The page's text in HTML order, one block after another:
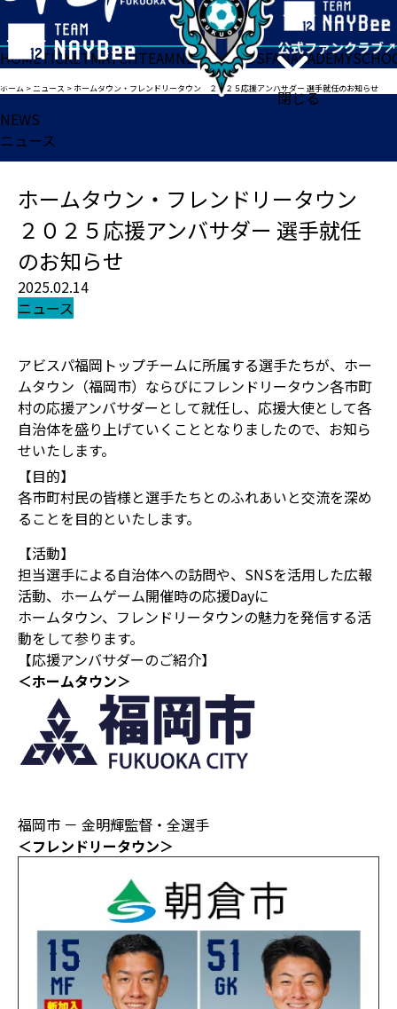
閉じる
HOMETICKETMATCHTEAMNEWSGOODSFANACADEMY
ホーム >ニュース > ホームタウン・フレンドリータウン ２０２５応援アンバサダー 選手就任のお知らせ
NEWS
ニュース
ホームタウン・フレンドリータウン
２０２５応援アンバサダー 選手就任
のお知らせ
2025.02.14
ニュース
アビスパ福岡トップチームに所属する選手たちが、ホー
ムタウン（福岡市）ならびにフレンドリータウン各市町
村の応援アンバサダーとして就任し、応援大使として各
自治体を盛り上げていくこととなりましたので、お知ら
せいたします。
【目的】
各市町村民の皆様と選手たちとのふれあいと交流を深め
ることを目的といたします。
【活動】
担当選手による自治体への訪問や、SNSを活用した広報
活動、ホームゲーム開催時の応援Dayに
ホームタウン、フレンドリータウンの魅力を発信する活
動をして参ります。
【応援アンバサダーのご紹介】
＜ホームタウン＞
福岡市 － 金明輝監督・全選手
＜フレンドリータウン＞